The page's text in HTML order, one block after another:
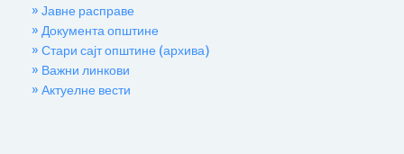
» Јавне расправе
» Документа општине
» Стари сајт општине (архива)
» Важни линкови
» Актуелне вести